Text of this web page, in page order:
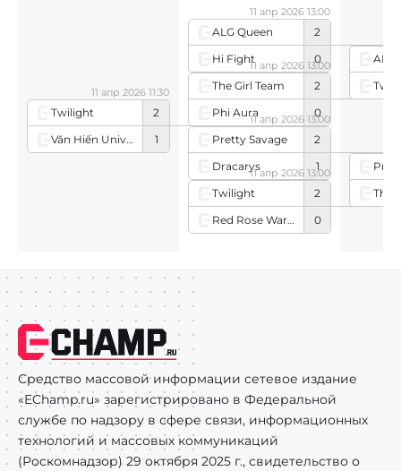
Twilight
2
Văn Hiến University
1
11 апр 2026 11:30
ALG Queen
2
Hi Fight
0
11 апр 2026 13:00
The Girl Team
2
Phi Aura
0
11 апр 2026 13:00
Pretty Savage
2
Dracarys
1
11 апр 2026 13:00
Twilight
2
Red Rose Warriors
0
11 апр 2026 13:00
ALG
The
Средство массовой информации сетевое издание
«EChamp.ru» зарегистрировано в Федеральной
службе по надзору в сфере связи, информационных
технологий и массовых коммуникаций
(Роскомнадзор) 29 октября 2025 г., свидетельство о